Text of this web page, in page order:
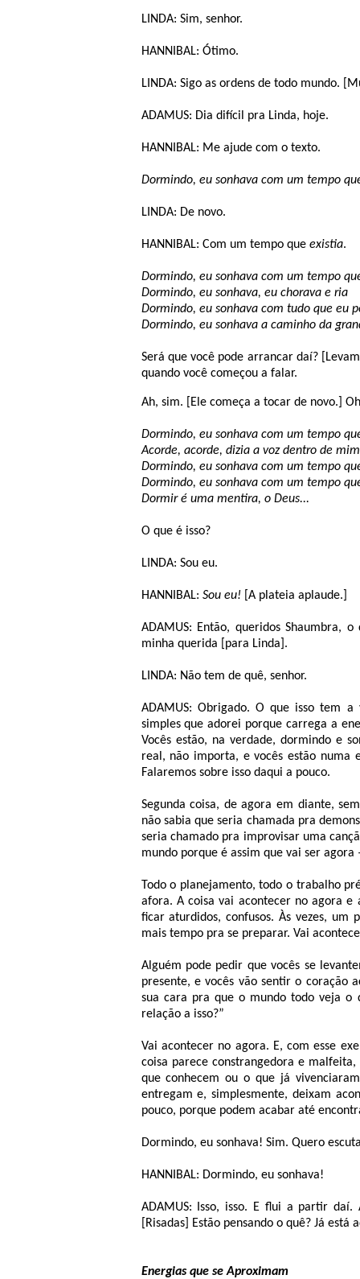
LINDA: Sim, senhor.
HANNIBAL: Ótimo.
LINDA: Sigo as ordens de todo mundo.
ADAMUS: Dia difícil pra Linda, hoje.
HANNIBAL: Me ajude com o texto.
Dormindo, eu sonhava com um tempo
LINDA: De novo.
HANNIBAL: Com um tempo que existia.
Dormindo, eu sonhava com um tempo
Dormindo, eu sonhava, eu chorava e ria
Dormindo, eu sonhava com tudo que eu
Dormindo, eu sonhava a caminho da
Será que você pode arrancar daí?
quando você começou a falar.
Ah, sim. [Ele começa a tocar de novo.]
Dormindo, eu sonhava com um tempo
Acorde, acorde, dizia a voz dentro de mim
Dormindo, eu sonhava com um tempo
Dormindo, eu sonhava com um tempo
Dormir é uma mentira, o Deus...
O que é isso?
LINDA: Sou eu.
HANNIBAL: Sou eu! [A plateia aplaude.]
ADAMUS: Então, queridos Shaumbra,
minha querida [para Linda].
LINDA: Não tem de quê, senhor.
ADAMUS: Obrigado. O que isso tem
simples que adorei porque carrega a
Vocês estão, na verdade, dormindo e
real, não importa, e vocês estão numa
Falaremos sobre isso daqui a pouco.
Segunda coisa, de agora em diante,
não sabia que seria chamada pra
seria chamado pra improvisar uma
mundo porque é assim que vai ser agora
Todo o planejamento, todo o trabalho
afora. A coisa vai acontecer no agora e
ficar aturdidos, confusos. Às vezes, um
mais tempo pra se preparar. Vai
Alguém pode pedir que vocês se
presente, e vocês vão sentir o coração
sua cara pra que o mundo todo veja o
relação a isso?”
Vai acontecer no agora. E, com esse
coisa parece constrangedora e
que conhecem ou o que já
entregam e, simplesmente, deixam
pouco, porque podem acabar até
Dormindo, eu sonhava! Sim. Quero
HANNIBAL: Dormindo, eu sonhava!
ADAMUS: Isso, isso. E flui a partir
[Risadas] Estão pensando o quê? Já está
Energias que se Aproximam